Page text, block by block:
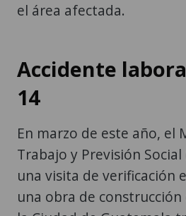
el área afectada.
Accidente
14
En marzo de este año, el
Trabajo y Previsión
una visita de verificación
una obra de construcción